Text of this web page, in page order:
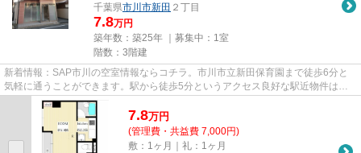
千葉県市川市新田 ２丁目
7.8万円
築年数：築25年 ｜募集中： 1室
階数：3階建
新着情報：SAP市川の空室情報ならコチラ。市川市立新田保育園まで徒歩6分と
気軽に通うことができます。駅から徒歩5分というアクセス良好な駅近物件はい
かがですか。こちらの物件では初...
7.8万円
(管理費・共益費 7,000円)
敷：1ヶ月｜礼：1ヶ月